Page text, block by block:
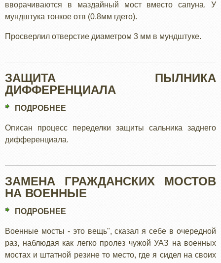
вворачиваются в маздайный мост вместо сапуна. У
мундштука тонкое отв (0.8мм гдето).
Просверлил отверстие диаметром 3 мм в мундштуке.
ЗАЩИТА ПЫЛНИКА
ДИФФЕРЕНЦИАЛА
ПОДРОБНЕЕ
ПЫЛНИКА
ДИФФЕРЕНЦИАЛА
Описан процесс переделки защиты сальника заднего
дифференциала.
ЗАМЕНА ГРАЖДАНСКИХ МОСТОВ
НА ВОЕННЫЕ
ПОДРОБНЕЕ
ГРАЖДАНСКИХ
МОСТОВ
НА
Военные мосты - это вещь", сказал я себе в очередной
раз, наблюдая как легко пролез чужой УАЗ на военных
мостах и штатной резине то место, где я сидел на своих